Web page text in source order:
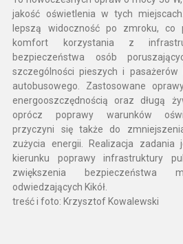
jakość oświetlenia w tych
lepszą widoczność po zmroku, co
komfort korzystania z
bezpieczeństwa osób
szczególności pieszych i
autobusowego. Zastosowane
energooszczędnością oraz długą
oprócz poprawy warunków
przyczyni się także do
zużycia energii. Realizacja
kierunku poprawy infrastruktury
zwiększenia bezpieczeństwa
odwiedzających Kikół.
treść i foto: Krzysztof Kowalewski